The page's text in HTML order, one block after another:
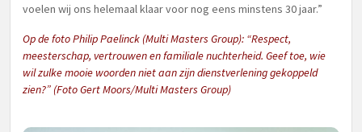
voelen wij ons helemaal klaar voor nog eens minstens 30 jaar.”
Op de foto Philip Paelinck (Multi Masters Group): “Respect,
meesterschap, vertrouwen en familiale nuchterheid. Geef toe, wie
wil zulke mooie woorden niet aan zijn dienstverlening gekoppeld
zien?” (Foto Gert Moors/Multi Masters Group)